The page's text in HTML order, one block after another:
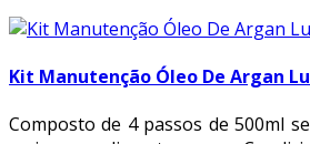
Kit Manutenção Óleo De Argan
Composto de 4 passos de 500ml